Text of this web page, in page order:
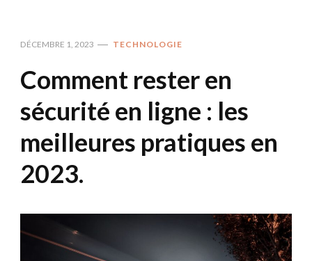
DÉCEMBRE 1, 2023 TECHNOLOGIE
Comment rester en
sécurité en ligne : les
meilleures pratiques en
2023.